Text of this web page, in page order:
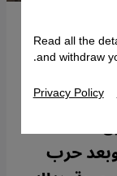
أي ذكر في
في سياق
كان
يعيش في النصف الأول من القرن الـ 20 مثلا
وبعد حرب
Read all the
and withdraw
Privacy Policy